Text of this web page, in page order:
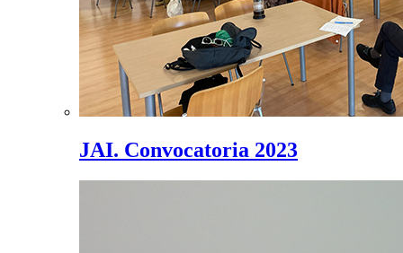
JAI. Convocatoria 2023